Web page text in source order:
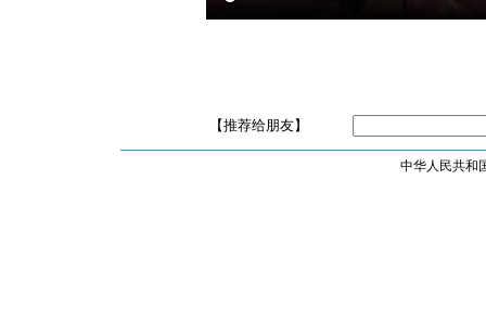
【推荐给朋友】
中华人民共和